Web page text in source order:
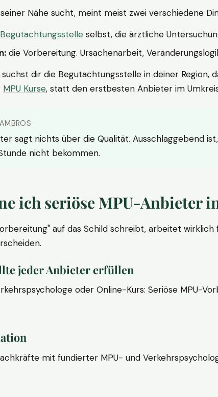
Nähe sucht, meint meist zwei verschiedene
Begutachtungsstelle selbst, die ärztliche
die Vorbereitung. Ursachenarbeit,
dir die Begutachtungsstelle in deiner
MPU Kurse, statt den erstbesten Anbieter im
sagt nichts über die Qualität. Ausschlaggebend
nicht bekommen.
ich seriöse MPU-Anbieter
auf das Schild schreibt, arbeitet
jeder Anbieter erfüllen
oder Online-Kurs: Seriöse MPU-
mit fundierter MPU- und